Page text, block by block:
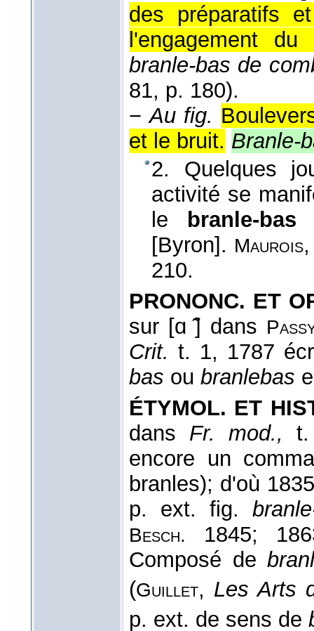
des préparatifs
l'engagement du
branle-bas de
81, p. 180).
−Au fig.
et le bruit. Branle-
2. Quelques
activité se
le branle-bas
[Byron]. Maurois
210.
PRONONC. ET
sur [ɑ ̃] dans
Crit. t. 1, 1787
bas ou branlebas
ÉTYMOL. ET
dans Fr. mod.,
encore un
branles); d'où
p. ext. fig.
Besch.
1845;
Composé de
(Guillet, Les Arts
p. ext. de sens de